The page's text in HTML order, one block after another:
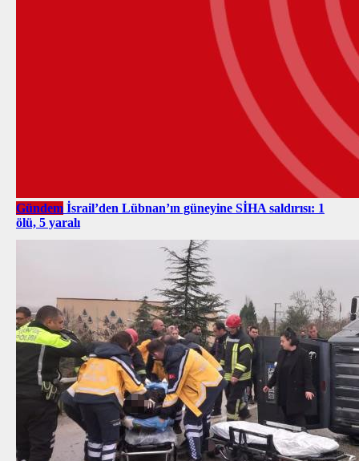
Gündem İsrail’den Lübnan’ın güneyine SİHA saldırısı: 1
ölü, 5 yaralı